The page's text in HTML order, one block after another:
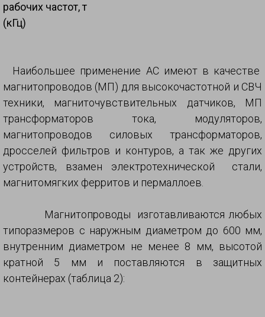
рабочих частот, т
(кГц)
Наибольшее применение АС имеют в качестве
магнитопроводов (МП) для высокочастотной и СВЧ
техники, магниточувствительных датчиков, МП
трансформаторов тока, модуляторов,
магнитопроводов силовых трансформаторов,
дросселей фильтров и контуров, а так же других
устройств, взамен электротехнической стали,
магнитомягких ферритов и пермаллоев.
Магнитопроводы изготавливаются любых
типоразмеров с наружным диаметром до 600 мм,
внутренним диаметром не менее 8 мм, высотой
кратной 5 мм и поставляются в защитных
контейнерах (таблица 2):